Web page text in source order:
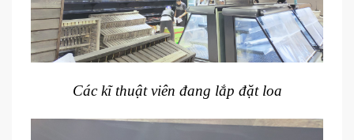
Các kĩ thuật viên đang lắp đặt loa